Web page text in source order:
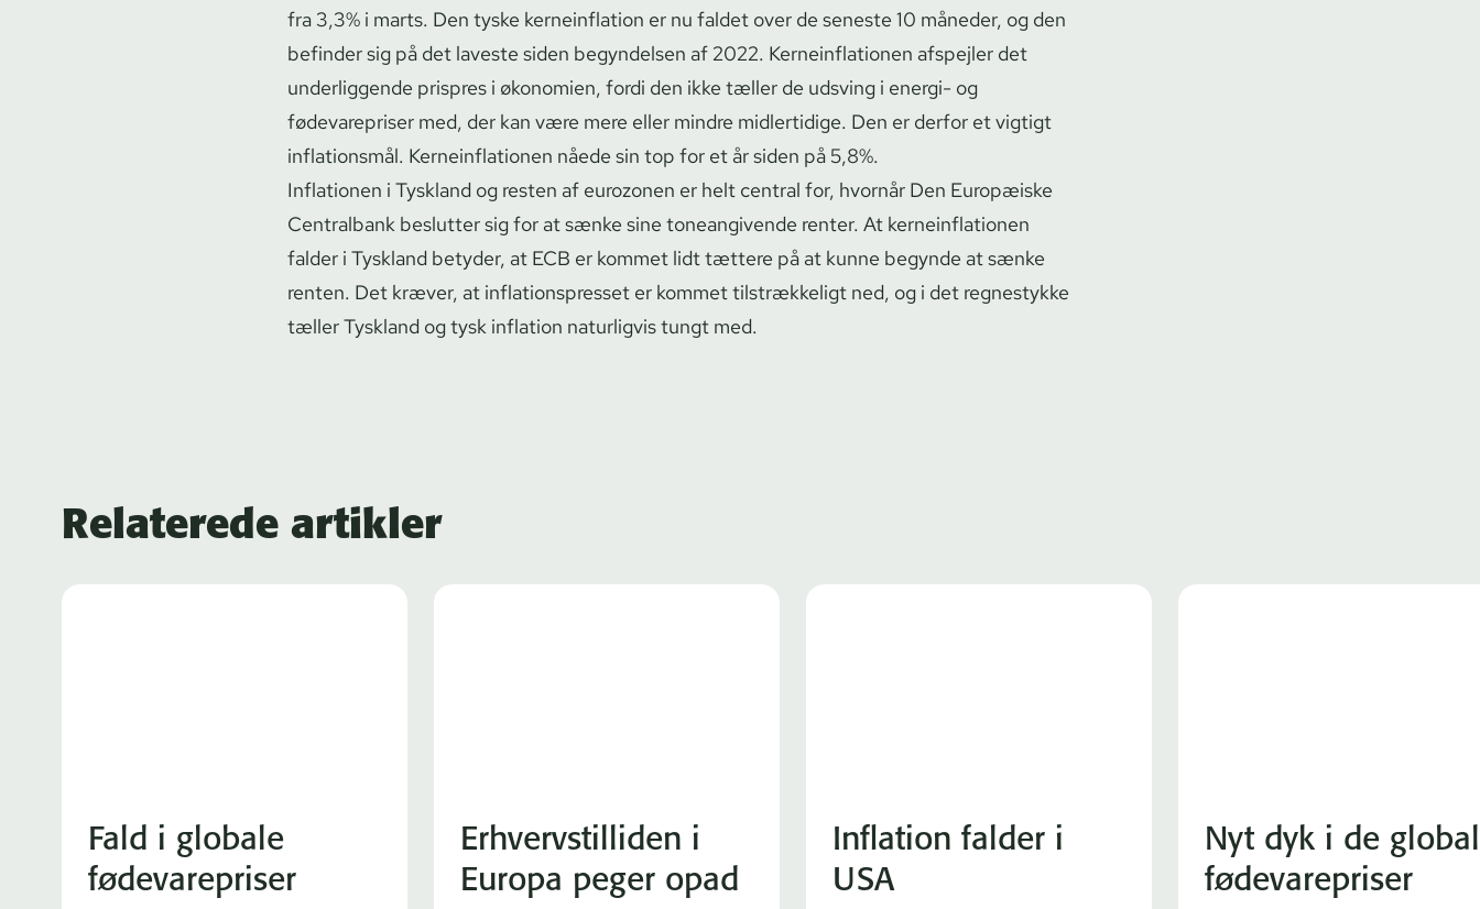
fra 3,3% i marts. Den tyske kerneinflation er nu faldet over de seneste 10 måneder, og den
befinder sig på det laveste siden begyndelsen af 2022. Ker­ne­in­f­la­tio­nen afspejler det
underliggende prispres i økonomien, fordi den ikke tæller de udsving i energi- og
fødevarepriser med, der kan være mere eller mindre midlertidige. Den er derfor et vigtigt
inflationsmål. Ker­ne­in­f­la­tio­nen nåede sin top for et år siden på 5,8%.
Inflationen i Tyskland og resten af eurozonen er helt central for, hvornår Den Europæiske
Centralbank beslutter sig for at sænke sine toneangivende renter. At ker­ne­in­f­la­tio­nen
falder i Tyskland betyder, at ECB er kommet lidt tættere på at kunne begynde at sænke
renten. Det kræver, at in­f­la­tions­pres­set er kommet tilstrækkeligt ned, og i det regnestykke
tæller Tyskland og tysk inflation naturligvis tungt med.
Relaterede artikler
Fald i globale
fødevarepriser
Erhvervstilliden i
Europa peger opad
Inflation falder i
USA
Nyt dyk i de
fødevarepriser